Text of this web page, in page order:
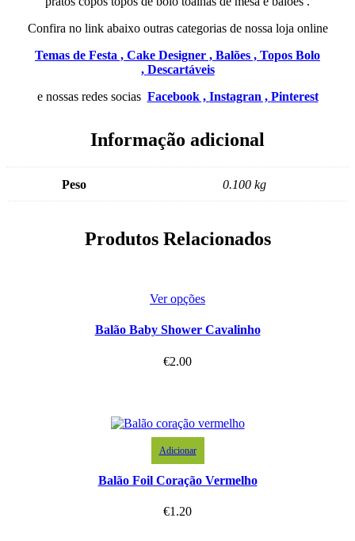
Confira no link abaixo outras categorias de nossa loja online
Temas de Festa , Cake Designer , Balões , Topos Bolo
, Descartáveis
e nossas redes socias Facebook , Instagran , Pinterest
Informação adicional
Peso 0.100 kg
Produtos Relacionados
Ver opções
Balão Baby Shower Cavalinho
€2.00
Adicionar
Balão Foil Coração Vermelho
€1.20